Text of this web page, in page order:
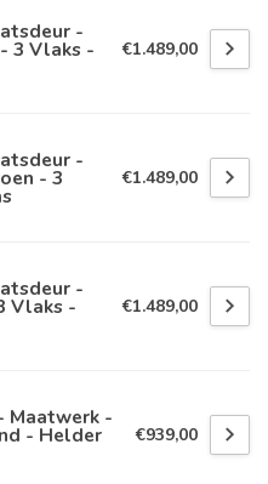
-
3 Vlaks - €1.489,00
-
- 3 €1.489,00
-
Vlaks - €1.489,00
Maatwerk -
- Helder €939,00